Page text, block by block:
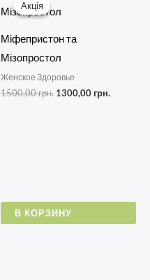
Акція
Акція
Міфепристон та
Мізопростол
Женское Здоровье
1500,00грн.
составляла
1300,00 грн.
В КОРЗИНУ